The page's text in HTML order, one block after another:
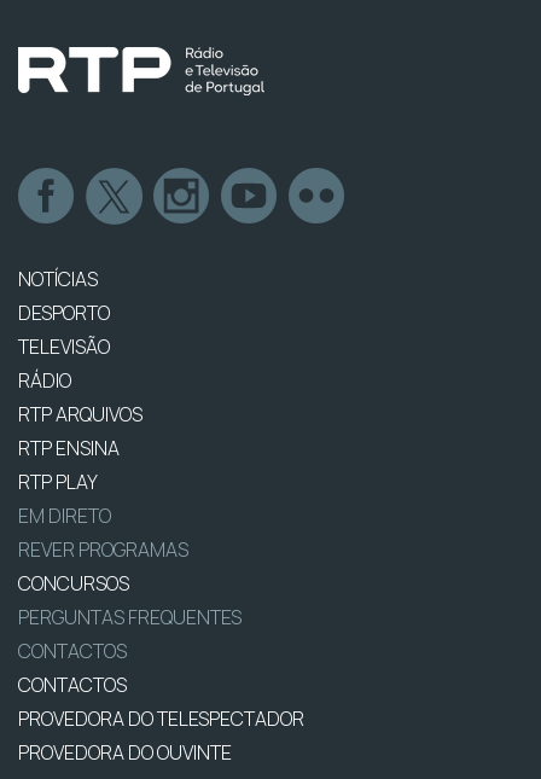
NOTÍCIAS
DESPORTO
TELEVISÃO
RÁDIO
RTP ARQUIVOS
RTP ENSINA
RTP PLAY
EM DIRETO
REVER PROGRAMAS
CONCURSOS
PERGUNTAS FREQUENTES
CONTACTOS
CONTACTOS
PROVEDORA DO TELESPECTADOR
PROVEDORA DO OUVINTE